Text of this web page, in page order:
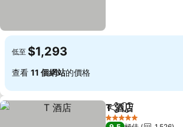
低至 $1,293
查看 11 個網站的價格
分享 放到收藏夾
T 酒店
5 星級